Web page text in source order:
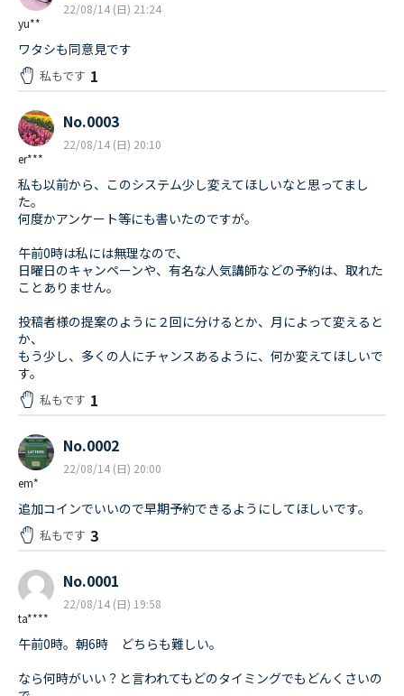
yu**
22/08/14 (日) 21:24
ワタシも同意見です
私もです 1
er***
No.0003
22/08/14 (日) 20:10
私も以前から、このシステム少し変えてほしいなと思ってまし
た。
何度かアンケート等にも書いたのですが。
午前0時は私には無理なので、
日曜日のキャンペーンや、有名な人気講師などの予約は、取れた
ことありません。
投稿者様の提案のように２回に分けるとか、月によって変えると
か、
もう少し、多くの人にチャンスあるように、何か変えてほしいで
す。
私もです 1
em*
No.0002
22/08/14 (日) 20:00
追加コインでいいので早期予約できるようにしてほしいです。
私もです 3
ta****
No.0001
22/08/14 (日) 19:58
午前0時。朝6時 どちらも難しい。
なら何時がいい？と言われてもどのタイミングでもどんくさいの